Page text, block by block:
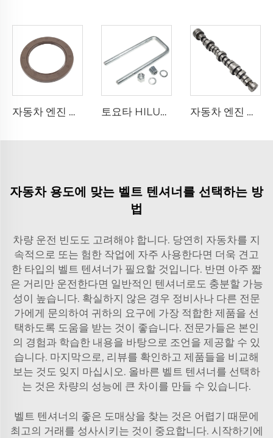
자동차 엔진 부품 크랭크샤프트 오일 씰 21443-2B020 리어 메인 씰 108*76*8mm G4FC G4FD G4FA 엔진 크랭크샤프트 씰 현대용 토요타 HILUX VI 픽업용 오토 서스펜션 부품 90117-T0002 리어 리프 스프링 2L 2L-T 3L 5L 1KD-FTV 2KD-FTV U-볼트 자동차 엔진 부품 53022263AE 53022263AF CHEROKEE 크라이슬러 DODGE JEEP WRANGLER 5.7L V8용 엔진 캠샤프트
자동차 용도에 맞는 벨트 텐셔너를 선택하는 방
법
차량 운전 빈도도 고려해야 합니다. 당연히 자동차를 지
속적으로 또는 험한 작업에 자주 사용한다면 더욱 견고
한 타입의 벨트 텐셔너가 필요할 것입니다. 반면 아주 짧
은 거리만 운전한다면 일반적인 텐셔너로도 충분할 가능
성이 높습니다. 확실하지 않은 경우 정비사나 다른 전문
가에게 문의하여 귀하의 요구에 가장 적합한 제품을 선
택하도록 도움을 받는 것이 좋습니다. 전문가들은 본인
의 경험과 학습한 내용을 바탕으로 조언을 제공할 수 있
습니다. 마지막으로, 리뷰를 확인하고 제품들을 비교해
보는 것도 잊지 마십시오. 올바른 벨트 텐셔너를 선택하
는 것은 차량의 성능에 큰 차이를 만들 수 있습니다.
벨트 텐셔너의 좋은 도매상을 찾는 것은 어렵기 때문에
최고의 거래를 성사시키는 것이 중요합니다. 시작하기에